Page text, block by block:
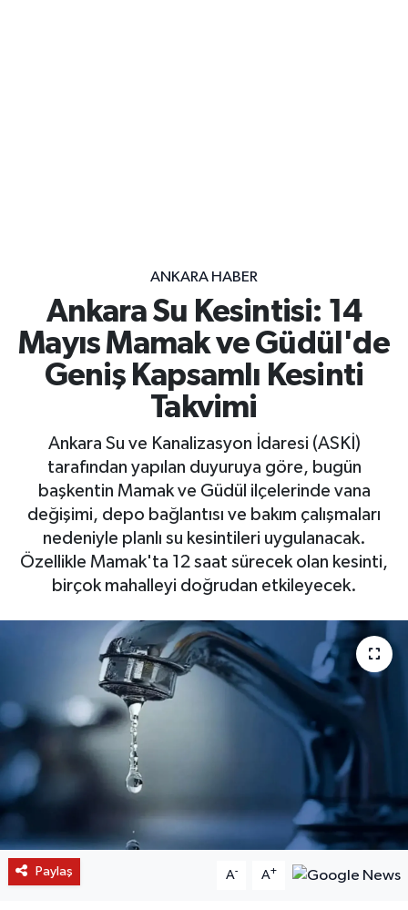
ANKARA HABER
Ankara Su Kesintisi: 14
Mayıs Mamak ve Güdül'de
Geniş Kapsamlı Kesinti
Takvimi
Ankara Su ve Kanalizasyon İdaresi (ASKİ)
tarafından yapılan duyuruya göre, bugün
başkentin Mamak ve Güdül ilçelerinde vana
değişimi, depo bağlantısı ve bakım çalışmaları
nedeniyle planlı su kesintileri uygulanacak.
Özellikle Mamak'ta 12 saat sürecek olan kesinti,
birçok mahalleyi doğrudan etkileyecek.
Paylaş A- A+